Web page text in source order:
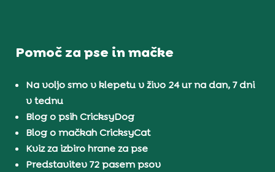
Pomoč za pse in mačke
Na voljo smo v klepetu v živo 24 ur na dan, 7 dni
v tednu
Blog o psih CricksyDog
Blog o mačkah CricksyCat
Kviz za izbiro hrane za pse
Predstavitev 72 pasem psov